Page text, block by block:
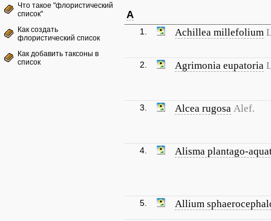
Что такое "флористический
список"
Как создать
флористический список
Как добавить таксоны в
список
A
1. Achillea millefolium
2. Agrimonia eupatoria
3. Alcea rugosa Alef.
4. Alisma plantago-
5. Allium